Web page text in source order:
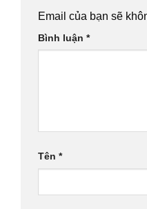
Email của bạn sẽ
Bình luận *
Tên *